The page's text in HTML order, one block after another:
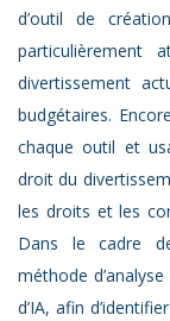
d’outil de
particulièrement
divertissement
budgétaires.
chaque outil et
droit du
les droits et les
Dans le cadre
méthode
d’IA, afin